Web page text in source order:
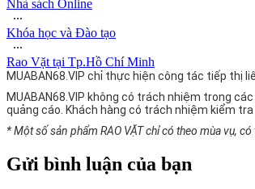
Nhà sách Online
∙∙∙
Khóa học và Đào tạo
∙∙∙
Rao Vặt tại Tp.Hồ Chí Minh
MUABAN68.VIP chỉ thực hiện công tác tiếp thị
MUABAN68.VIP không có trách nhiệm trong
quảng cáo. Khách hàng có trách nhiệm kiểm
* Một số sản phẩm RAO VẶT chỉ có theo mùa vụ,
Gửi bình luận của bạn